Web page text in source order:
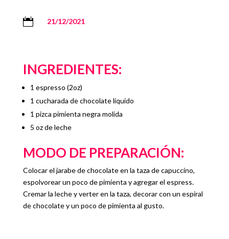
 21/12/2021
INGREDIENTES:
1 espresso (2oz)
1 cucharada de chocolate líquido
1 pizca pimienta negra molida
5 oz de leche
MODO DE PREPARACIÓN:
Colocar el jarabe de chocolate en la taza de capuccino,
espolvorear un poco de pimienta y agregar el espress.
Cremar la leche y verter en la taza, decorar con un espiral
de chocolate y un poco de pimienta al gusto.